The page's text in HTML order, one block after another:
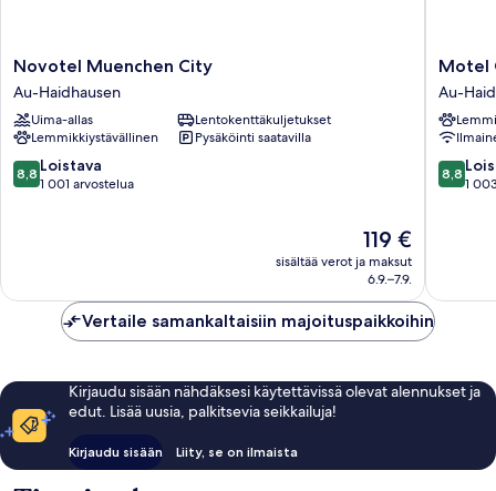
Novotel
Muenchen
City
Au-
Haidhausen
Novotel Muenchen City
Au-Haidhausen
Uima-allas
Lentokenttäkuljetukset
Lemmikkiystävällinen
Pysäköinti saatavilla
8.8
kautta
8,8 Loistava
1 001 arvostelua
Hinta
on
119 €
119 €
sisältää verot ja maksut
6.9.–7.9.
Motel
One
Au-
Motel
Au-
8.8
kautta
8,8
1
Vertaile samankaltaisiin majoituspaikkoihin
Kirjaudu sisään nähdäksesi käytettävissä olevat alennukset ja
edut. Lisää uusia, palkitsevia seikkailuja!
Kirjaudu sisään Liity, se on ilmaista